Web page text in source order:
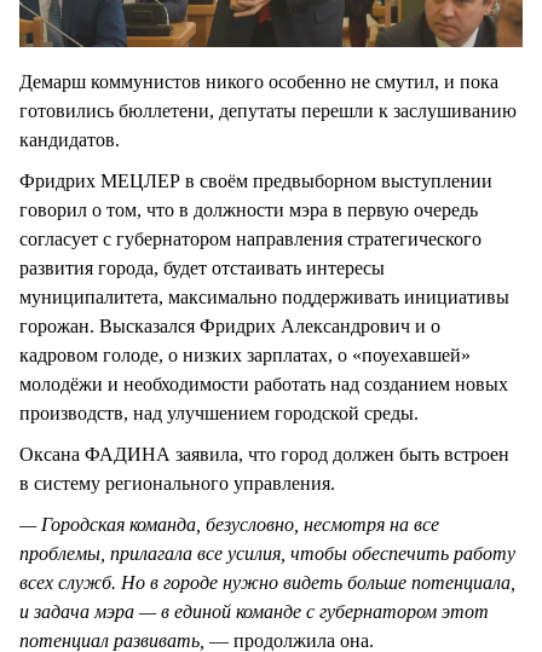
Демарш коммунистов никого особенно не смутил, и пока
готовились бюллетени, депутаты перешли к заслушиванию
кандидатов.
Фридрих МЕЦЛЕР в своём предвыборном выступлении
говорил о том, что в должности мэра в первую очередь
согласует с губернатором направления стратегического
развития города, будет отстаивать интересы
муниципалитета, максимально поддерживать инициативы
горожан. Высказался Фридрих Александрович и о
кадровом голоде, о низких зарплатах, о «поуехавшей»
молодёжи и необходимости работать над созданием новых
производств, над улучшением городской среды.
Оксана ФАДИНА заявила, что город должен быть встроен
в систему регионального управления.
— Городская команда, безусловно, несмотря на все
проблемы, прилагала все усилия, чтобы обеспечить работу
всех служб. Но в городе нужно видеть больше потенциала,
и задача мэра — в единой команде с губернатором этот
потенциал развивать, — продолжила она.